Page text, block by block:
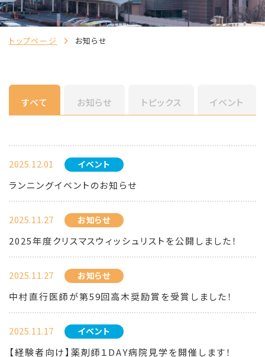
トップページ お知らせ
すべて お知らせ トピックス イベント
2025.12.01 イベント
ランニングイベントのお知らせ
2025.11.27 お知らせ
2025年度クリスマスウィッシュリストを公開しました！
2025.11.27 お知らせ
中村直行医師が第59回高木奨励賞を受賞しました！
2025.11.17 イベント
【経験者向け】薬剤師１DAY病院見学を開催します！